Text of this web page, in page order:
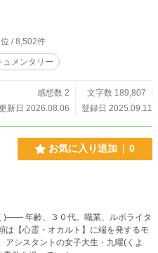
、ついに境界を越える——。 ​クレーム
シン」は、日々の業務で処理する膨
のつかない「異物」を発見する。
丸呑みする客』 『Webミーティング
徒』 『関節を一切曲げずに倒れ込む
行なのか、それとも。 ​ブログでの検
とき、あなたは日常のすぐ隣で「何
たことを知る。 読了後、あなたはも
（ネタバレ）が含まれます。 最大限お
未読の方はぜひ前作、およびスピンオ
フあらすじ】
蓋村」。 戦前から80年間にわたり出さ
の真実が浮かび上がる。 続くスピンオ
調査報告書』では、長谷部教授のノー
さらなる絶望の深淵が描かれる。
位 / 8,502件
ュメンタリー
感想数 2
文字数 189,807
新日 2026.08.06
登録日 2025.09.11
お気に入り追加 0
)―― 年齢、３０代。職業、ルポライタ
は【心霊・オカルト】に端を発するモ
シスタントの女子大生・九曜(くよ